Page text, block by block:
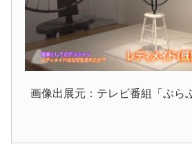
画像出展元：テレビ番組「ぶら